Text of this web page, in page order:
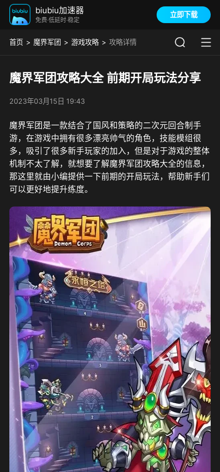
biubiu加速器
免费·低延时·稳定
立即下载
首页 魔界军团 游戏攻略 攻略详情
魔界军团攻略大全 前期开局玩法分享
2023年03月15日 19:43
魔界军团是一款结合了国风和策略的二次元回合制手
游，在游戏中拥有很多漂亮帅气的角色，技能模组很
多，吸引了很多新手玩家的加入，但是对于游戏的整体
机制不太了解，就想要了解魔界军团攻略大全的信息，
那这里就由小编提供一下前期的开局玩法，帮助新手们
可以更好地提升练度。